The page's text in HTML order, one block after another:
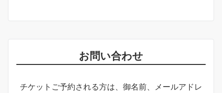
お問い合わせ
チケットご予約される方は、御名前、メールアドレ